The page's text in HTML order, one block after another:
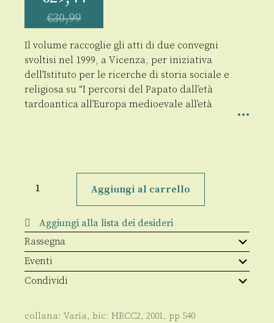
€30,99
Il volume raccoglie gli atti di due convegni
svoltisi nel 1999, a Vicenza, per iniziativa
dell’Istituto per le ricerche di storia sociale e
religiosa su “I percorsi del Papato dall’età
tardoantica all’Europa medioevale all’età
Papato
quantità
Aggiungi al carrello
Aggiungi alla lista dei desideri
Rassegna
Eventi
Condividi
collana: Varia, bic: HRCC2, 2001, pp 540